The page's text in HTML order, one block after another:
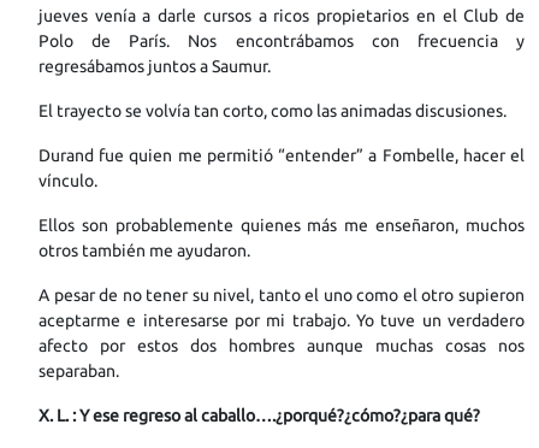
jueves venía a darle cursos a ricos propietarios en el Club de
Polo de París. Nos encontrábamos con frecuencia y
regresábamos juntos a Saumur.
El trayecto se volvía tan corto, como las animadas discusiones.
Durand fue quien me permitió “entender” a Fombelle, hacer el
vínculo.
Ellos son probablemente quienes más me enseñaron, muchos
otros también me ayudaron.
A pesar de no tener su nivel, tanto el uno como el otro supieron
aceptarme e interesarse por mi trabajo. Yo tuve un verdadero
afecto por estos dos hombres aunque muchas cosas nos
separaban.
X. L. : Y ese regreso al caballo….¿porqué?¿cómo?¿para qué?